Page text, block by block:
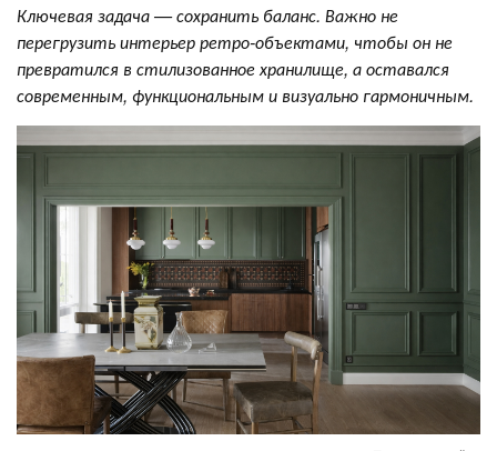
Ключевая задача — сохранить баланс. Важно не
перегрузить интерьер ретро-объектами, чтобы он не
превратился в стилизованное хранилище, а оставался
современным, функциональным и визуально гармоничным.